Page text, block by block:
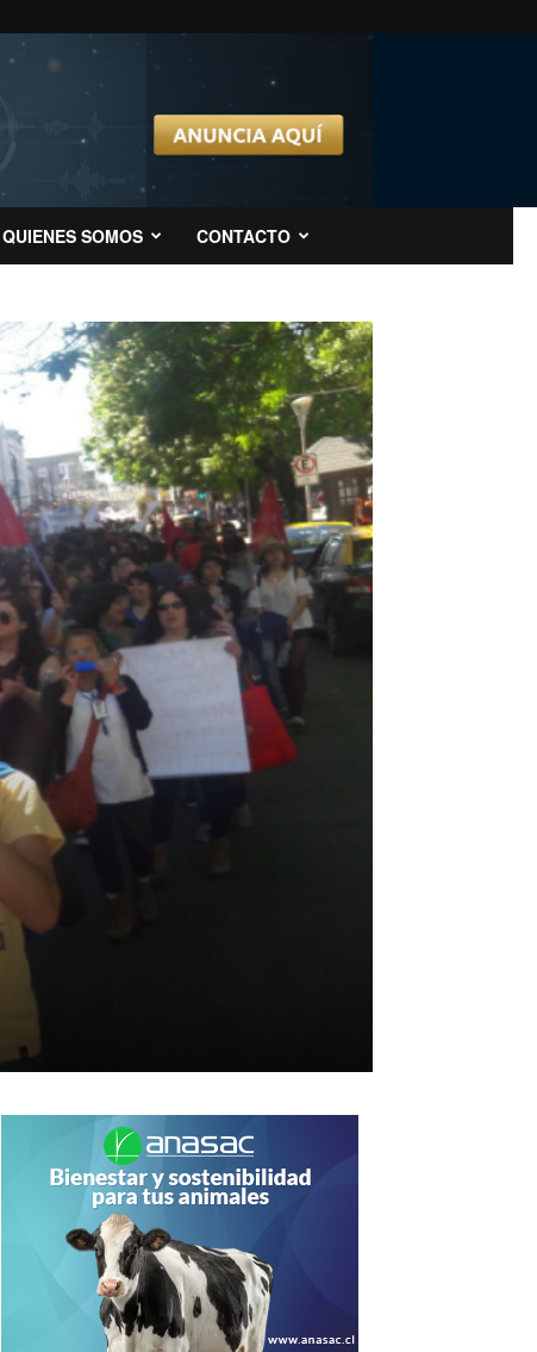
QUIENES SOMOS CONTACTO